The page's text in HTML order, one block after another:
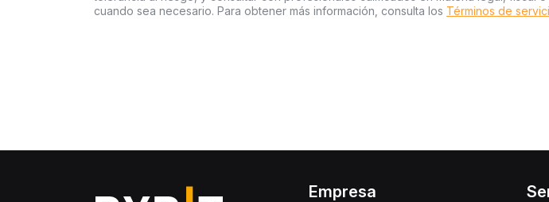
cuando sea necesario. Para obtener más información, consulta los Términos de
Empresa